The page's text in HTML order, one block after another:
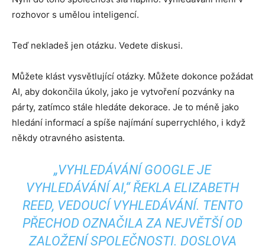
rozhovor s umělou inteligencí.
Teď nekladeš jen otázku. Vedete diskusi.
Můžete klást vysvětlující otázky. Můžete dokonce požádat
AI, aby dokončila úkoly, jako je vytvoření pozvánky na
párty, zatímco stále hledáte dekorace. Je to méně jako
hledání informací a spíše najímání superrychlého, i když
někdy otravného asistenta.
„VYHLEDÁVÁNÍ GOOGLE JE
VYHLEDÁVÁNÍ AI,“ ŘEKLA ELIZABETH
REED, VEDOUCÍ VYHLEDÁVÁNÍ. TENTO
PŘECHOD OZNAČILA ZA NEJVĚTŠÍ OD
ZALOŽENÍ SPOLEČNOSTI. DOSLOVA